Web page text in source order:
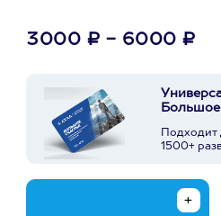
3000 ₽ - 6000 ₽
Большое
1500+